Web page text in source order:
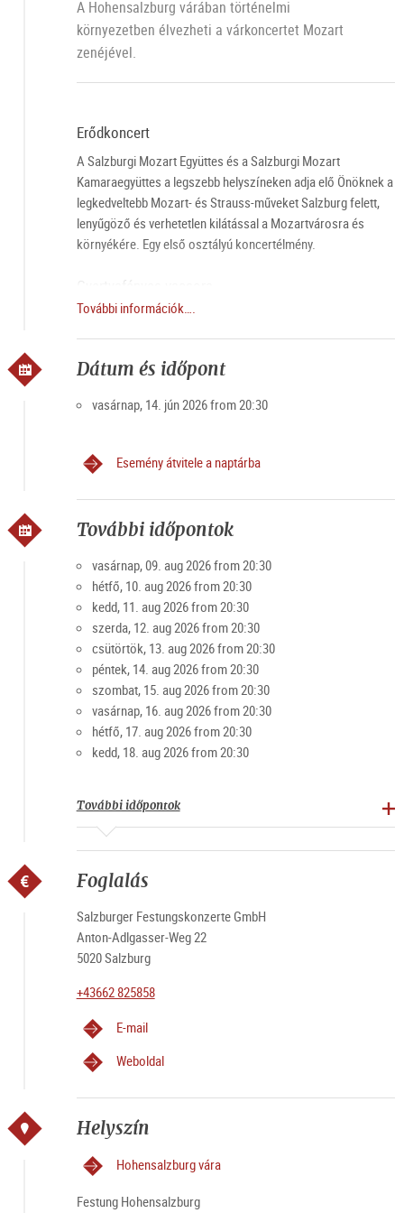
A Hohensalzburg várában történelmi
környezetben élvezheti a várkoncertet Mozart
zenéjével.
Erődkoncert
A Salzburgi Mozart Együttes és a Salzburgi Mozart
Kamaraegyüttes a legszebb helyszíneken adja elő Önöknek a
legkedveltebb Mozart- és Strauss-műveket Salzburg felett,
lenyűgöző és verhetetlen kilátással a Mozartvárosra és
környékére. Egy első osztályú koncertélmény.
Gyertyafényes vacsora
A különleges salzburgi élmény a város felett. Élvezze a
koncert előtt az ínycsiklandó vacsorát a Hohensalzburgi
erőd Panorama éttermében, a városra és a tájra néző
kilátással.
panoráma teraszán kerül megrendezésre a vacsora.
Legkeresettebb ajánlatok
A tapasztalat még tovább emelése érdekében április és
egy hajózással a Salzach folyón. A Salzburgi hajó "Amadeus"
vagy az "Amfíbikus" áll rendelkezésre.
10% kedvezmény a Salzburgi Kártyával (kedvezménykód:
Card2026) az online foglaláshoz ahivatalos weboldalon.
További információk….
Dátum és időpont
vasárnap, 14. jún 2026 from 20:30
Esemény átvitele a naptárba
További időpontok
vasárnap, 09. aug 2026 from 20:30
hétfő, 10. aug 2026 from 20:30
kedd, 11. aug 2026 from 20:30
szerda, 12. aug 2026 from 20:30
csütörtök, 13. aug 2026 from 20:30
péntek, 14. aug 2026 from 20:30
szombat, 15. aug 2026 from 20:30
vasárnap, 16. aug 2026 from 20:30
hétfő, 17. aug 2026 from 20:30
kedd, 18. aug 2026 from 20:30
További időpontok
Foglalás
Salzburger Festungskonzerte GmbH
Anton-Adlgasser-Weg 22
5020 Salzburg
+43662 825858
E-mail
Weboldal
Helyszín
Hohensalzburg vára
Festung Hohensalzburg